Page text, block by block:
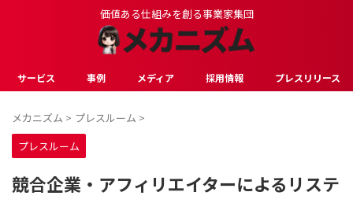
価値ある仕組みを創る事業家集団
サービス 事例 メディア 採用情報 プレスリリース
メカニズム > プレスルーム >
プレスルーム
競合企業・アフィリエイターによるリステ